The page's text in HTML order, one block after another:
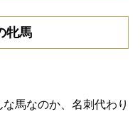
牝馬
馬なのか、名刺代わり